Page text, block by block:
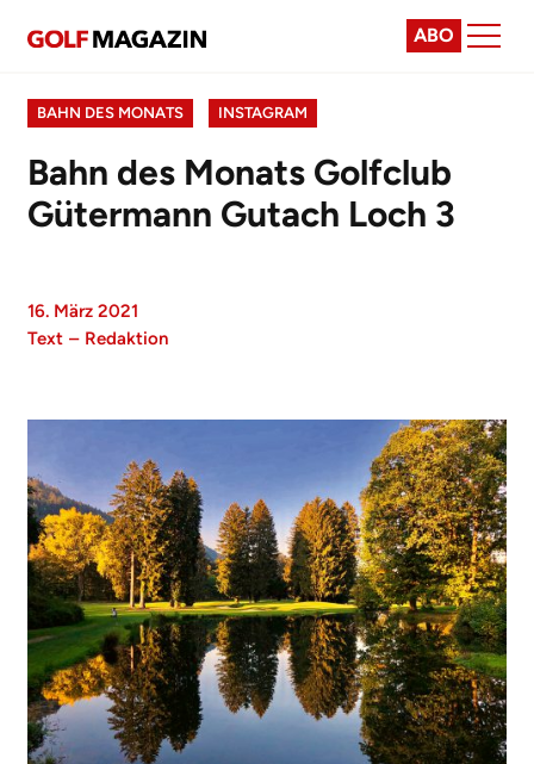
ABO
BAHN DES MONATS INSTAGRAM
Bahn des Monats Golfclub
Gütermann Gutach Loch 3
16. März 2021
Text – Redaktion